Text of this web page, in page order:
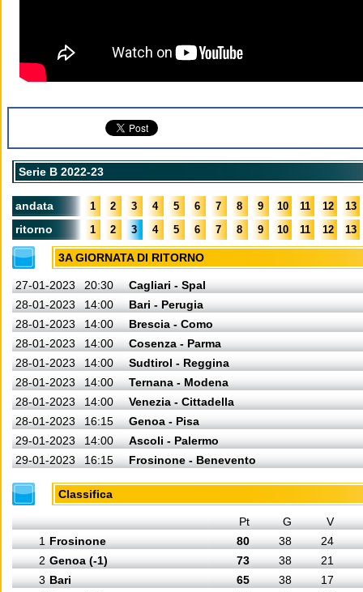
Serie B 2022-23
andata 1 2 3 4 5 6 7 8 9 10 11 12 13
ritorno 1 2 3 4 5 6 7 8 9 10 11 12 13
3A GIORNATA DI RITORNO
27-01-2023 20:30
Cagliari - Spal
28-01-2023
14:00
Bari - Perugia
28-01-2023
14:00
Brescia - Como
28-01-2023
14:00
Cosenza - Parma
28-01-2023
14:00
Sudtirol - Reggina
28-01-2023
14:00
Ternana - Modena
28-01-2023
14:00
Venezia - Cittadella
28-01-2023
16:15
Genoa - Pisa
29-01-2023
14:00
Ascoli - Palermo
29-01-2023
16:15 Frosinone - Benevento
Classifica
Pt G
V
1 Frosinone 80 38
24
2 Genoa (-1) 73 38
21
3 Bari 65 38
17